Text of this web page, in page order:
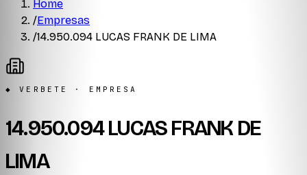
Home
/Empresas
/14.950.094 LUCAS FRANK DE LIMA
◆ VERBETE · EMPRESA
14.950.094 LUCAS FRANK DE
LIMA